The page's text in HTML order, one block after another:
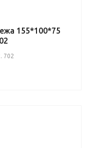
155*100*75
702